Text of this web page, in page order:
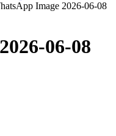
Image 2026-06-08
06-08